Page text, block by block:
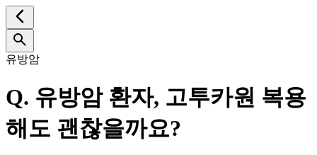
유방암
Q. 유방암 환자, 고투카원 복용
해도 괜찮을까요?